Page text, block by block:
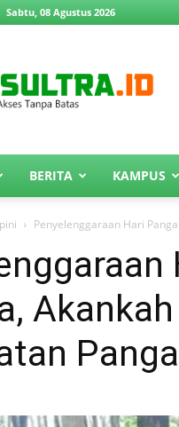
Sabtu, 08 Agustus 2026
BERITA KAMPUS
Penyelenggaraan Hari